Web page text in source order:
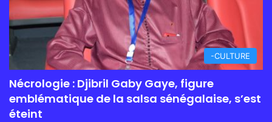
-CULTURE
Nécrologie : Djibril Gaby Gaye, figure
emblématique de la salsa sénégalaise, s’est
éteint